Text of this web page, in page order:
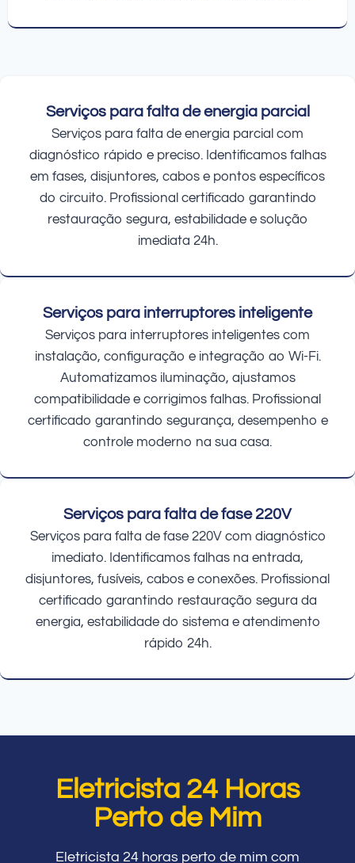
Serviços para falta de energia parcial
Serviços para falta de energia parcial com
diagnóstico rápido e preciso. Identificamos falhas
em fases, disjuntores, cabos e pontos específicos
do circuito. Profissional certificado garantindo
restauração segura, estabilidade e solução
imediata 24h.
Serviços para interruptores inteligente
Serviços para interruptores inteligentes com
instalação, configuração e integração ao Wi-Fi.
Automatizamos iluminação, ajustamos
compatibilidade e corrigimos falhas. Profissional
certificado garantindo segurança, desempenho e
controle moderno na sua casa.
Serviços para falta de fase 220V
Serviços para falta de fase 220V com diagnóstico
imediato. Identificamos falhas na entrada,
disjuntores, fusíveis, cabos e conexões. Profissional
certificado garantindo restauração segura da
energia, estabilidade do sistema e atendimento
rápido 24h.
Eletricista 24 Horas
Perto de Mim
Eletricista 24 horas perto de mim com